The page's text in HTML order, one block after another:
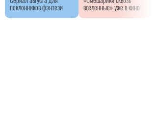
поклонников фэнтези вселенные» уже в кино